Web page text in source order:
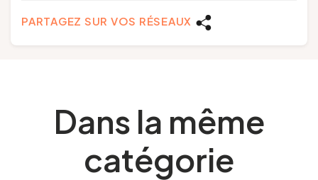
PARTAGEZ SUR VOS RÉSEAUX
Dans la même
catégorie